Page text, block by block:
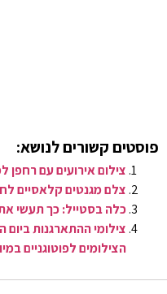
פוסטים קשורים לנושא:
צילום אירועים עם
צלם מגנטים קלאסיים
כלה בסטייל: כך תעשי את
צילומי ההתארגנות
הצילומים לפוטוגניים